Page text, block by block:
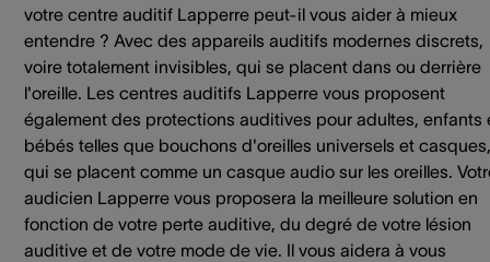
votre centre auditif Lapperre peut-il vous aider à mieux
entendre ? Avec des appareils auditifs modernes discrets,
voire totalement invisibles, qui se placent dans ou derrière
l'oreille. Les centres auditifs Lapperre vous proposent
également des protections auditives pour adultes, enfants
bébés telles que bouchons d'oreilles universels et casques,
qui se placent comme un casque audio sur les oreilles.
audicien Lapperre vous proposera la meilleure solution en
fonction de votre perte auditive, du degré de votre lésion
auditive et de votre mode de vie. Il vous aidera à vous